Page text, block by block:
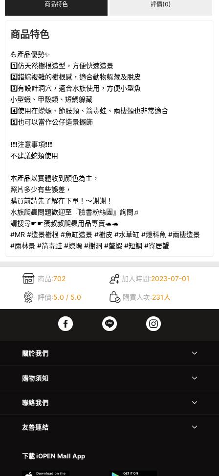
商品特色 評價(0)
商品特色
💪產品優勢✨
1️⃣仿天然樹根造型，方便快速造景
2️⃣錯綜複雜的樹根感，適合動物躲藏及脫皮
3️⃣有設計洞穴，適合水族使用，方便小型魚
小型蝦、甲殼類、短鯛躲藏
4️⃣使用在蠑螈、節肢類、箭毒蛙、兩棲類也非常適合
5️⃣也可以當作公仔造景擺飾
❗❗❗注意事項❗❗❗
不建議蛇類使用
本產品以實體收到顏色為主，
照片多少有些誤差，
購買前請先了解在下單！～謝謝！
水族爬蟲問題歡迎至『臉書粉絲團』詢問♫
請搜尋☛☛蛋叔叔爬蟲用品專賣🐢🐢
#MR #造景樹根 #魚缸造景 #樹皮 #水草缸 #燈科魚 #兩棲造景
#雨林景 #箭毒蛙 #蠑螈 #樹洞 #螯蝦 #短鯛 #寄居蟹
商品:702 加入時間:2023-07-01
評價:5.0 / 5.0 購買人次:231人
關於我們
購物須知
聯絡我們
友善連結
下載 iOPEN Mall App